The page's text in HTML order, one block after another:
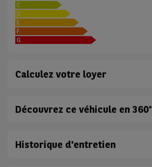
C
D
E
F
G
Calculez votre loyer
Découvrez ce véhicule en 360°
Historique d'entretien